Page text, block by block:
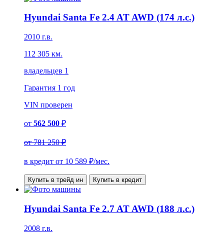
Hyundai Santa Fe 2.4 AT AWD (174 л.с.)
2010 г.в.
112 305 км.
владельцев 1
Гарантия 1 год
VIN проверен
от 562 500 ₽
от781 250 ₽
в кредит от 10 589 ₽/мес.
Купить в трейд ин Купить в кредит
Hyundai Santa Fe 2.7 AT AWD (188 л.с.)
2008 г.в.